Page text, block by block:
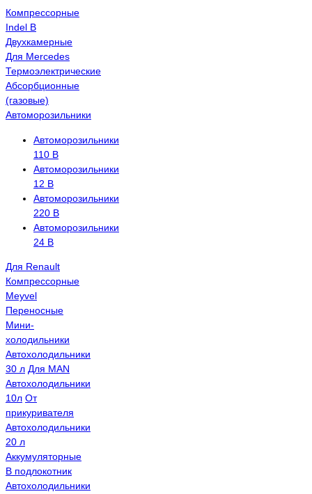
Компрессорные
Indel B
Двухкамерные
Для Mercedes
Термоэлектрические
Абсорбционные
(газовые)
Автоморозильники
Автоморозильники
110 В
Автоморозильники
12 В
Автоморозильники
220 В
Автоморозильники
24 В
Для Renault
Компрессорные
Meyvel
Переносные
Мини-
холодильники
Автохолодильники
30 л Для MAN
Автохолодильники
10л От
прикуривателя
Автохолодильники
20 л
Аккумуляторные
В подлокотник
Автохолодильники